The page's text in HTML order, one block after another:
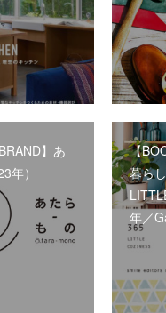
】あ
年）
【
暮ら
年／